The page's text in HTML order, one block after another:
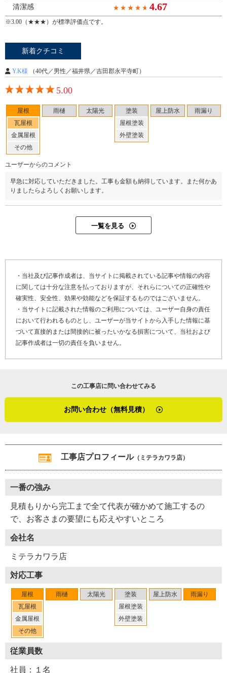
工事店番号
清潔感 4.67
※3.00（★★★）が標準評価点です。
新着クチコミ
Y.K様 （40代／男性／福井県／吉田郡永平寺町）
5.00
屋根
瓦屋根
金属屋根
その他
雨樋 太陽光
塗装
屋根塗装
外壁塗装
屋上防水 雨漏り
ユーザーからのコメント
早急に対応していただきました。工事も金額も納得しています。また何かあ
りましたらよろしくお願いします。
一覧を見る
・当社及び記事作成者は、当サイトに掲載されている記事や情報の内容
に関しては十分な注意を払っておりますが、それらについての正確性や
確実性、安全性、効果や効能などを保証するものではございません。
・当サイトに記載された情報のご利用については、ユーザー自身の責任
において行われるものとし、ユーザーが当サイトから入手した情報に基
づいて直接的または間接的に被ったいかなる損害について、当社および
記事作成者は一切の責任を負いません。
この工事店に問い合わせてみる
お問い合わせ（無料見積）
工事店プロフィール（ミテラカワラ店）
一番の強み
見積もりから完工まで全て代表が確かめて施工するの
で、お客さまの要望にも応えやすいところ
会社名
ミテラカワラ店
対応工事
屋根
瓦屋根
金属屋根
その他
雨樋 太陽光
塗装
屋根塗装
外壁塗装
屋上防水 雨漏り
従業員数
社員：１名